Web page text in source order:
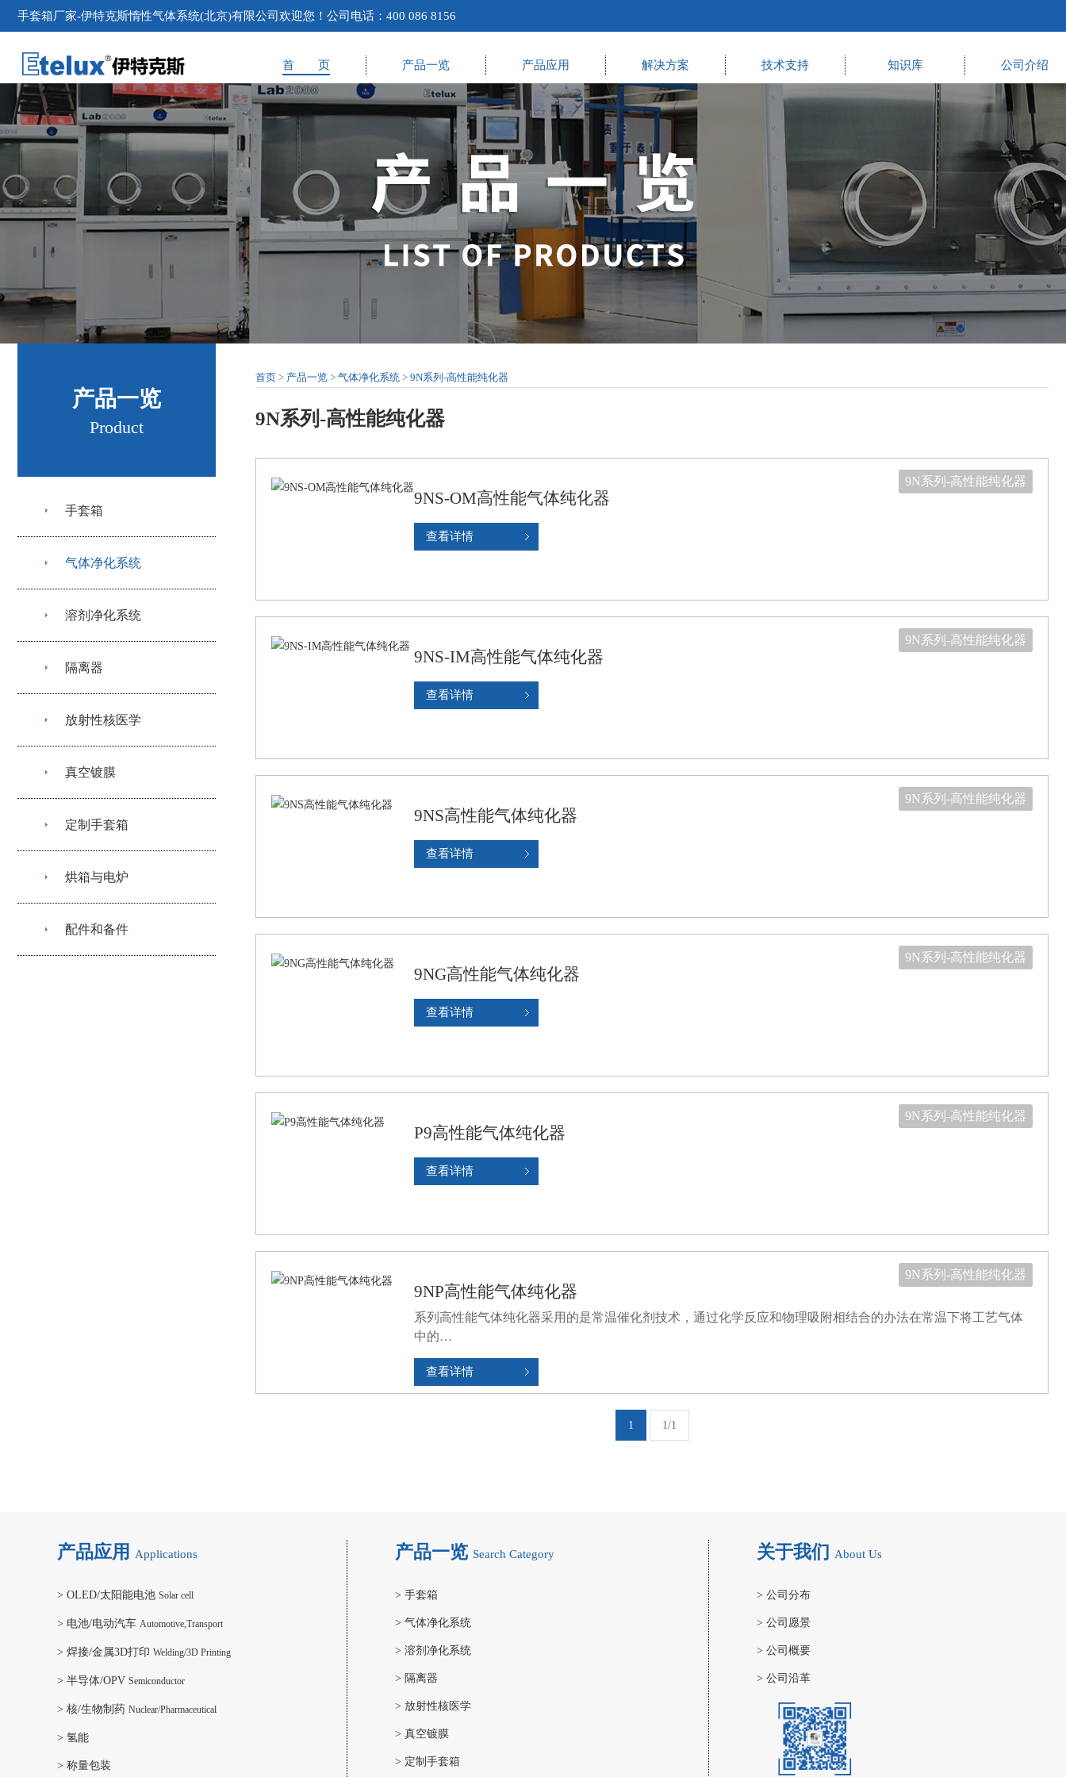
手套箱厂家-伊特克斯惰性气体系统(北京)有限公司欢迎您！公司电话：400 086 8156
首 页 产品一览 产品应用 解决方案 技术支持 知识库 公司介绍
产品一览
Product
手套箱
气体净化系统
溶剂净化系统
隔离器
放射性核医学
真空镀膜
定制手套箱
烘箱与电炉
配件和备件
首页 > 产品一览 > 气体净化系统 > 9N系列-高性能纯化器
9N系列-高性能纯化器
9NS-OM高性能气体纯化器
查看详情
9N系列-高性能纯化器
9NS-IM高性能气体纯化器
查看详情
9N系列-高性能纯化器
9NS高性能气体纯化器
查看详情
9N系列-高性能纯化器
9NG高性能气体纯化器
查看详情
9N系列-高性能纯化器
P9高性能气体纯化器
查看详情
9N系列-高性能纯化器
9NP高性能气体纯化器
系列高性能气体纯化器采用的是常温催化剂技术，通过化学反应和物理吸附相结合的办法在常温下将工艺气体
中的…
查看详情
9N系列-高性能纯化器
1 1/1
产品应用 Applications
> OLED/太阳能电池 Solar cell
> 电池/电动汽车 Automotive,Transport
> 焊接/金属3D打印 Welding/3D Printing
> 半导体/OPV Semiconductor
> 核/生物制药 Nuclear/Pharmaceutical
> 氢能
> 称量包装
产品一览 Search Category
> 手套箱
> 气体净化系统
> 溶剂净化系统
> 隔离器
> 放射性核医学
> 真空镀膜
> 定制手套箱
关于我们 About Us
> 公司分布
> 公司愿景
> 公司概要
> 公司沿革